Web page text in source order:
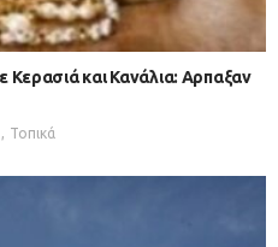
Κερασιά και Κανάλια: Αρπαξαν
Τοπικά